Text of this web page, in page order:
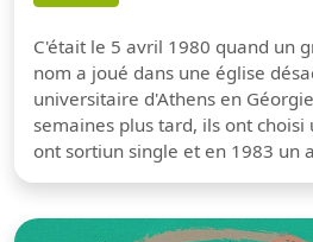
C'était le 5 avril 1980 quand un
nom a joué dans une église
universitaire d'Athens en
semaines plus tard, ils ont choisi
ont sortiun single et en 1983 un